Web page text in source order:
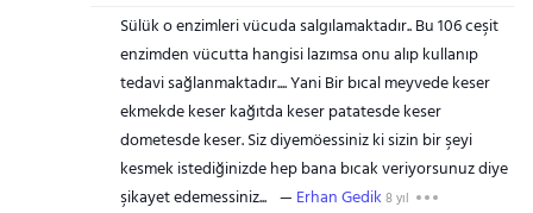
Sülük o enzimleri vücuda salgılamaktadır.. Bu 106 ceşit
enzimden vücutta hangisi lazımsa onu alıp kullanıp
tedavi sağlanmaktadır.... Yani Bir bıcal meyvede keser
ekmekde keser kağıtda keser patatesde keser
dometesde keser. Siz diyemöessiniz ki sizin bir şeyi
kesmek istediğinizde hep bana bıcak veriyorsunuz diye
şikayet edemessiniz...
Erhan Gedik 8 yıl